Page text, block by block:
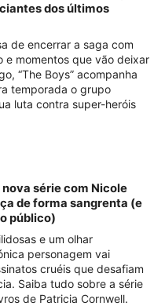
dos últimos
de encerrar a saga com
e momentos que vão deixar
“The Boys” acompanha
temporada o grupo
luta contra super-heróis
nova série com Nicole
de forma sangrenta (e
público)
e um olhar
personagem vai
cruéis que desafiam
Saiba tudo sobre a série
de Patricia Cornwell.